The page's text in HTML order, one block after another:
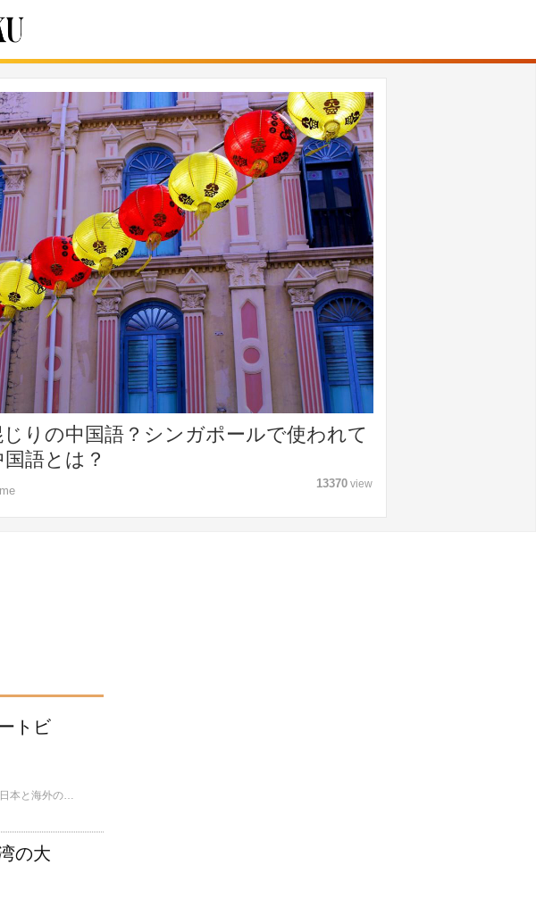
りの中国語？シンガポールで使われて
語とは？
13370 view
トビ
トビタテ！留学JAPAN日本代表としてフィンランドと台湾に留学した大学生。日本と海外の社会における女性の立ち位置や役割の違いを比較し、これからの日本をより良くしたいと語る彼女の留学を2回に分けて紹介していきます。今回は、どうしてフィンランド？なぜ台湾？といった「Why」について紹介していきます。
の大